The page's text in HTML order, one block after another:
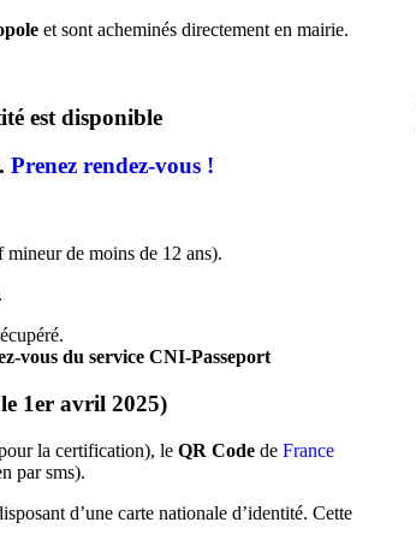
et sont acheminés directement en mairie.
est disponible
Prenez rendez-vous !
de moins de 12 ans).
.
vous du service CNI-Passeport
1er avril 2025)
la certification), le QR Code de France
par sms).
d’une carte nationale d’identité. Cette